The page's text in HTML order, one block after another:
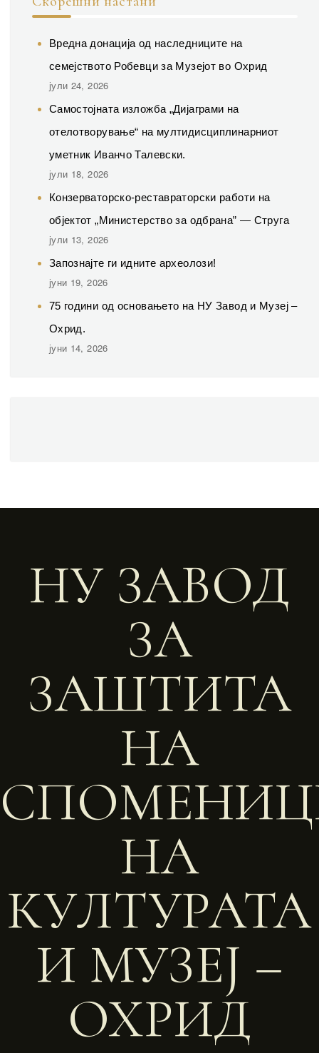
Вредна донација од наследниците на
семејството Робевци за Музејот во Охрид
јули 24, 2026
Самостојната изложба „Дијаграми на
отелотворување“ на мултидисциплинарниот
уметник Иванчо Талевски.
јули 18, 2026
Конзерваторско-реставраторски работи на
објектот „Министерство за одбрана” — Струга
јули 13, 2026
Запознајте ги идните археолози!
јуни 19, 2026
75 години од основањето на НУ Завод и Музеј –
Охрид.
јуни 14, 2026
НУ ЗАВОД
ЗА
ЗАШТИТА
НА
НА
КУЛТУРАТА
И МУЗЕЈ –
ОХРИД